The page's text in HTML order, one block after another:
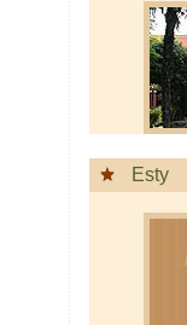
Esty